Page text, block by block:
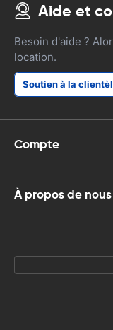
Aide et
Besoin d'aide ?
location.
Soutien à la
Compte
À propos de nous